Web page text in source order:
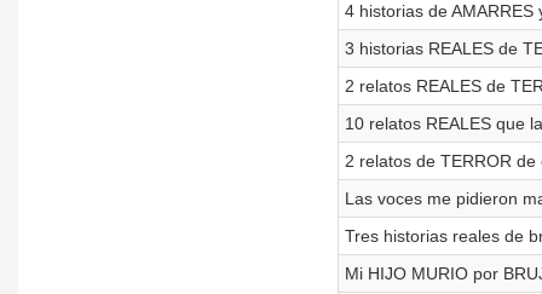
4 historias de
3 historias REALES de
2 relatos REALES de
10 relatos REALES que
2 relatos de TERROR
Las voces me pidieron
Tres historias reales de
Mi HIJO MURIO por